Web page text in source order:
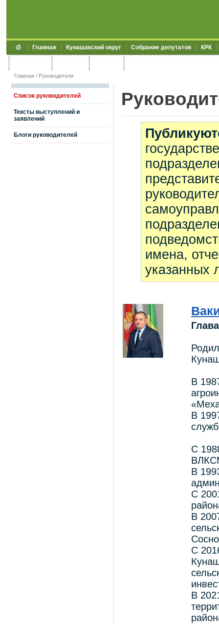
Главная Кунашакский округ Собрание депутатов КРК
Главная / Руководители
Список руководителей
Тексты выступлений и
заявлений
Блоги руководителей
имена,
указанных
В
В
С
В
С
В
С
В